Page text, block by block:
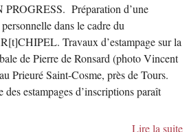
Préparation d’une
dans le cadre du
Travaux d’estampage sur la
de Pierre de Ronsard (photo Vincent
Prieuré Saint-Cosme, près de Tours.
estampages d’inscriptions paraît
Lire la suite